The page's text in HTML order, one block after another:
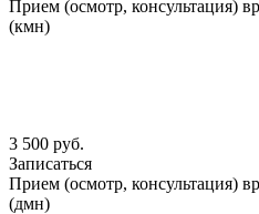
Прием (осмотр, консультация)
(кмн)
3 500 руб.
Записаться
Прием (осмотр, консультация)
(дмн)